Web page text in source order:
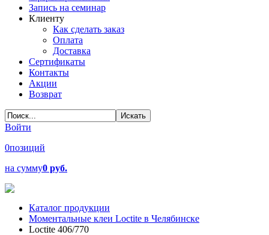
Запись на семинар
Клиенту
Как сделать заказ
Оплата
Доставка
Сертификаты
Контакты
Акции
Возврат
Войти
0позиций
на сумму0 руб.
Каталог продукции
Моментальные клеи Loctite в Челябинске
Loctite 406/770